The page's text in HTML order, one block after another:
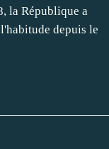
la République a
depuis le